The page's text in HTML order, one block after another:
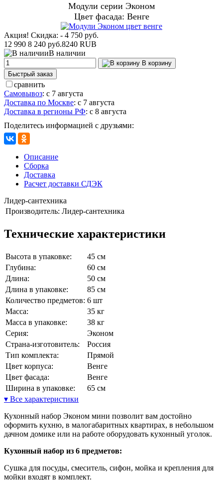
Модули серии Эконом
Цвет фасада: Венге
Акция! Скидка: - 4 750 руб.
12 990 8 240 руб.8240 RUB
В наличии
В корзину
Быстрый заказ
сравнить
Самовывоз: с 7 августа
Доставка по Москве: с 7 августа
Доставка в регионы РФ: с 8 августа
Поделитесь информацией с друзьями:
Описание
Сборка
Доставка
Расчет доставки СДЭК
Лидер-сантехника
Производитель: Лидер-сантехника
Технические характеристики
Высота в упаковке:
45 см
Глубина:
60 см
Длина:
50 см
Длина в упаковке:
85 см
Количество предметов: 6 шт
Масса:
35 кг
Масса в упаковке:
38 кг
Серия:
Эконом
Страна-изготовитель:
Россия
Тип комплекта:
Прямой
Цвет корпуса:
Венге
Цвет фасада:
Венге
Ширина в упаковке:
65 см
▾ Все характеристики
Кухонный набор Эконом мини позволит вам достойно
оформить кухню, в малогабаритных квартирах, в небольшом
дачном домике или на работе оборудовать кухонный уголок.
Кухонный набор из 6 предметов:
Сушка для посуды, смеситель, сифон, мойка и крепления для
мойки входят в комплект.